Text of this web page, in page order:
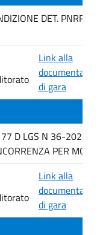
DET. PNRR
Link alla
di gara
D LGS N 36-2023
PER
Link alla
di gara